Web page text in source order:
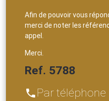
Afin de pouvoir vous
merci de noter les
appel.
Merci.
Ref. 5788
phone Par téléphone